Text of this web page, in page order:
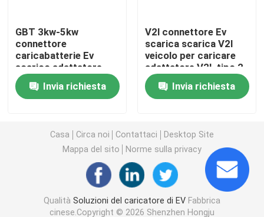
Cavo di estensione del caricatore di EV
Adattatori del caricatore di EV
Connettore di carico di EV
Caricatore del ev di CC
Adattatore NACS di Tesla
GBT 3kw-5kw
connettore
caricabatterie Ev
scarico adattatore
per Ev scarico
adattatoreInvia richiesta
V2l connettore Ev
scarica scarica V2l
veicolo per caricare
adattatore V2L tipo 2
Invia richiesta
Casa Circa noi Contattaci
Desktop Site
Mappa del sito
Norme sulla privacy
Qualità Soluzioni del caricatore di EVFabbrica
cinese.Copyright © 2026 Shenzhen Hongju